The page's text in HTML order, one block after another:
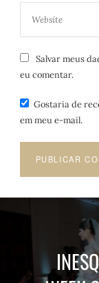
Salvar meus
eu comentar.
Gostaria de
em meu e-mail.